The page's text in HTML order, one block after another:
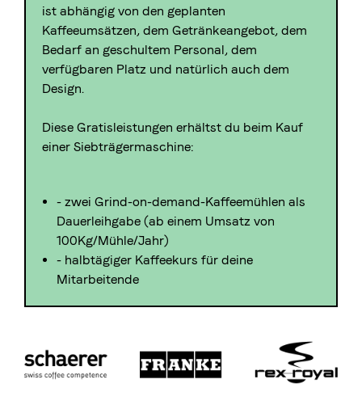
ist abhängig von den geplanten
Kaffeeumsätzen, dem Getränkeangebot, dem
Bedarf an geschultem Personal, dem
verfügbaren Platz und natürlich auch dem
Design.
Diese Gratisleistungen erhältst du beim Kauf
einer Siebträgermaschine:
- zwei Grind-on-demand-Kaffeemühlen als
Dauerleihgabe (ab einem Umsatz von
100Kg/Mühle/Jahr)
- halbtägiger Kaffeekurs für deine
Mitarbeitende